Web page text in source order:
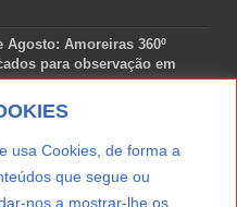
usa Cookies, de forma a
que segue ou
nos a mostrar-lhe os
Agosto: Amoreiras 360º
para observação em
internacional de liderança